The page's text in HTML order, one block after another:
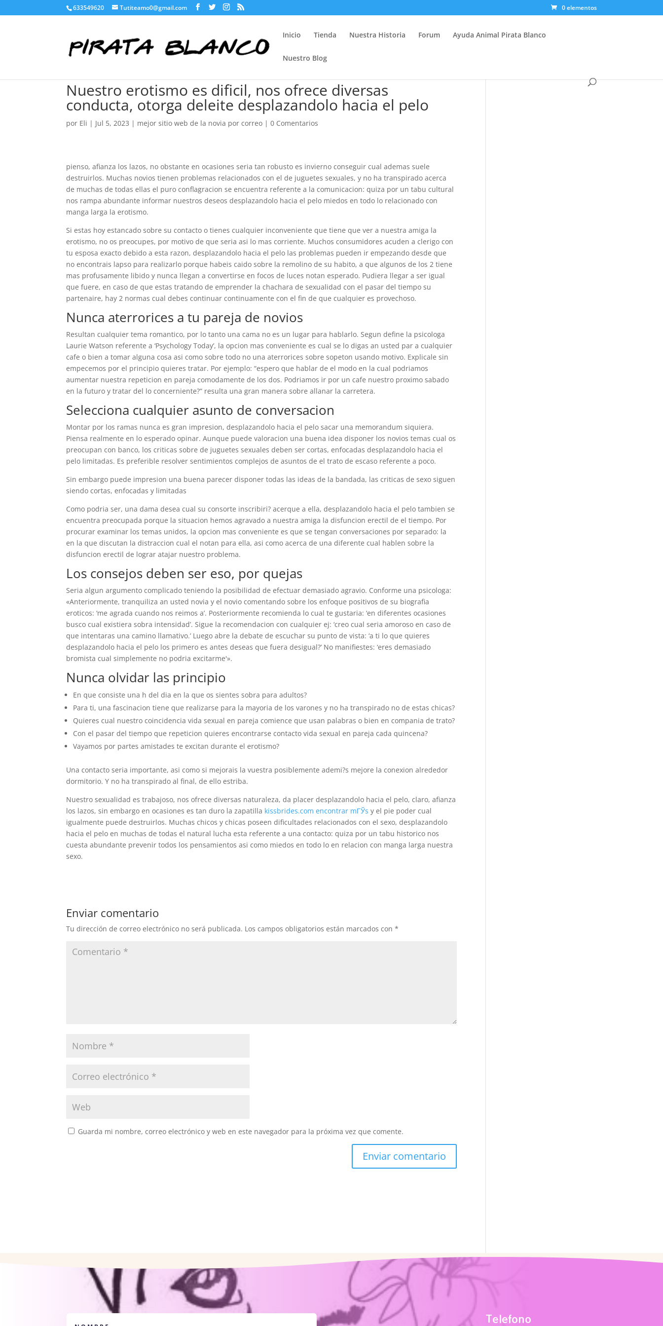
633549620 Tutiteamo0@gmail.com 0 elementos
Inicio Tienda Nuestra Historia Forum Ayuda Animal Pirata Blanco
Nuestro Blog
Nuestro erotismo es dificil, nos ofrece diversas
conducta, otorga deleite desplazandolo hacia el pelo
por Eli | Jul 5, 2023 | mejor sitio web de la novia por correo |0 Comentarios
pienso, afianza los lazos, no obstante en ocasiones seri­a tan robusto es invierno conseguir cual ademas suele
destruirlos. Muchas novios tienen problemas relacionados con el de juguetes sexuales, y no ha transpirado acerca
de muchas de todas ellas el puro conflagracion se encuentra referente a la comunicacion: quiza por un tabu cultural
nos rampa abundante informar nuestros deseos desplazandolo hacia el pelo miedos en todo lo relacionado con
manga larga la erotismo.
Si estas hoy estancado sobre su contacto o tienes cualquier inconveniente que tiene que ver a nuestra amiga la
erotismo, no os preocupes, por motivo de que seri­a asi­ lo mas corriente. Muchos consumidores acuden a clerigo con
tu esposa exacto debido a esta razon, desplazandolo hacia el pelo las problemas pueden ir empezando desde que
no encontrais lapso para realizarlo porque habeis caido sobre la remolino de su habito, a que algunos de los 2 tiene
mas profusamente libido y nunca llegan a convertirse en focos de luces notan esperado. Pudiera llegar a ser igual
que fuere, en caso de que estas tratando de emprender la chachara de sexualidad con el pasar del tiempo su
partenaire, hay 2 normas cual debes continuar continuamente con el fin de que cualquier es provechoso.
Nunca aterrorices a tu pareja de novios
Resultan cualquier tema romantico, por lo tanto una cama no es un lugar para hablarlo. Segun define la psicologa
Laurie Watson referente a ‘Psychology Today’, la opcion mas conveniente es cual se lo digas an usted par a cualquier
cafe o bien a tomar alguna cosa asi­ como sobre todo no una aterrorices sobre sopeton usando motivo. Explicale sin
empecemos por el principio quieres tratar. Por ejemplo: “espero que hablar de el modo en la cual podri­amos
aumentar nuestra repeticion en pareja comodamente de los dos. Podri­amos ir por un cafe nuestro proximo sabado
en la futuro y tratar del lo concerniente?” resulta una gran manera sobre allanar la carretera.
Selecciona cualquier asunto de conversacion
Montar por los ramas nunca es gran impresion, desplazandolo hacia el pelo sacar una memorandum siquiera.
Piensa realmente en lo esperado opinar. Aunque puede valoracion una buena idea disponer los novios temas cual os
preocupan con banco, los criticas sobre de juguetes sexuales deben ser cortas, enfocadas desplazandolo hacia el
pelo limitadas. Es preferible resolver sentimientos complejos de asuntos de el trato de escaso referente a poco.
Sin embargo puede impresion una buena parecer disponer todas las ideas de la bandada, las criticas de sexo siguen
siendo cortas, enfocadas y limitadas
Como podri­a ser, una dama desea cual su consorte inscribiri? acerque a ella, desplazandolo hacia el pelo tambien se
encuentra preocupada porque la situacion hemos agravado a nuestra amiga la disfuncion erectil de el tiempo. Por
procurar examinar los temas unidos, la opcion mas conveniente es que se tengan conversaciones por separado: la
en la que discutan la distraccion cual el notan para ella, asi­ como acerca de una diferente cual hablen sobre la
disfuncion erectil de lograr atajar nuestro problema.
Los consejos deben ser eso, por quejas
Seri­a algun argumento complicado teniendo la posibilidad de efectuar demasiado agravio. Conforme una psicologa:
«Anteriormente, tranquiliza an usted novia y el novio comentando sobre los enfoque positivos de su biografia
eroticos: ‘me agrada cuando nos reimos a’. Posteriormente recomienda lo cual te gustaria: ‘en diferentes ocasiones
busco cual existiera sobra intensidad’. Sigue la recomendacion con cualquier ej: ‘creo cual seria amoroso en caso de
que intentaras una camino llamativo.’ Luego abre la debate de escuchar su punto de vista: ‘a ti lo que quieres
desplazandolo hacia el pelo los primero es antes deseas que fuera desigual?’ No manifiestes: ‘eres demasiado
bromista cual simplemente no podria excitarme'».
Nunca olvidar las principio
En que consiste una h del dia en la que os sientes sobra para adultos?
Para ti, una fascinacion tiene que realizarse para la mayoria de los varones y no ha transpirado no de estas chicas?
Quieres cual nuestro coincidencia vida sexual en pareja comience que usan palabras o bien en compania de trato?
Con el pasar del tiempo que repeticion quieres encontrarse contacto vida sexual en pareja cada quincena?
Vayamos por partes amistades te excitan durante el erotismo?
Una contacto seri­a importante, asi­ como si mejorais la vuestra posiblemente ademi?s mejore la conexion alrededor
dormitorio. Y no ha transpirado al final, de ello estriba.
Nuestro sexualidad es trabajoso, nos ofrece diversas naturaleza, da placer desplazandolo hacia el pelo, claro, afianza
los lazos, sin embargo en ocasiones es tan duro la zapatilla kissbrides.com encontrar mГЎs y el pie poder cual
igualmente puede destruirlos. Muchas chicos y chicas poseen dificultades relacionados con el sexo, desplazandolo
hacia el pelo en muchas de todas el natural lucha esta referente a una contacto: quiza por un tabu historico nos
cuesta abundante prevenir todos los pensamientos asi­ como miedos en todo lo en relacion con manga larga nuestra
sexo.
Enviar comentario
Tu dirección de correo electrónico no será publicada. Los campos obligatorios están marcados con*
Guarda mi nombre, correo electrónico y web en este navegador para la próxima vez que comente.
Telefono